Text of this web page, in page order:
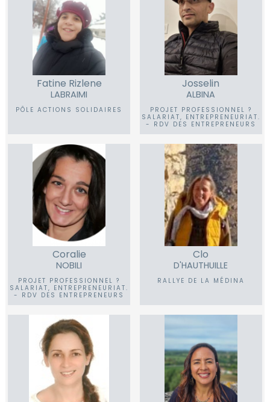
Fatine Rizlene
LABRAIMI
PÔLE ACTIONS SOLIDAIRES
Josselin
ALBINA
PROJET PROFESSIONNEL ?
SALARIAT, ENTREPRENEURIAT.
- RDV DES ENTREPRENEURS
Coralie
NOBILI
PROJET PROFESSIONNEL ?
SALARIAT, ENTREPRENEURIAT.
- RDV DES ENTREPRENEURS
Clo
D'HAUTHUILLE
RALLYE DE LA MÉDINA